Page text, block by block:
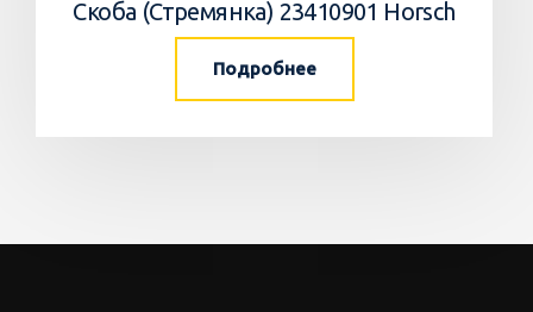
Скоба (Стремянка) 23410901 Horsch
Подробнее